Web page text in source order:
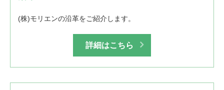
(株)モリエンの沿革をご紹介します。
詳細はこちら